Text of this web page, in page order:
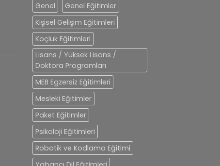
Genel
Genel Eğitimler
Kişisel Gelişim Eğitimleri
Koçluk Eğitimleri
Lisans / Yüksek Lisans /
Doktora Programları
MEB Egzersiz Eğitimleri
Mesleki Eğitimler
Paket Eğitimler
Psikoloji Eğitimleri
Robotik ve Kodlama Eğitimi